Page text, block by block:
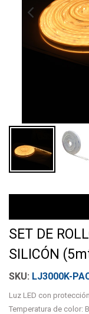
SET DE
SILICÓN
LJ3000K-
Luz LED con
Temperatura de color: